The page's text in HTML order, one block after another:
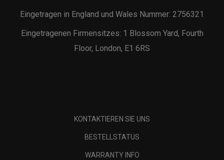
Eingetragen in England und Wales Nummer: 2756321
Eingetragenen Firmensitzes: 1 Blossom Yard, Fourth
Floor, London, E1 6RS
KONTAKTIEREN SIE UNS
BESTELLSTATUS
WARRANTY INFO